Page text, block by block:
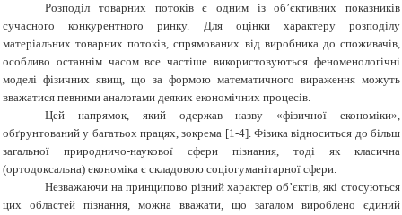
Розподіл товарних потоків є одним із об’єктивних показників
сучасного конкурентного ринку. Для оцінки характеру розподілу
матеріальних товарних потоків, спрямованих від виробника до споживачів,
особливо останнім часом все частіше використовуються феноменологічні
моделі фізичних явищ, що за формою математичного вираження можуть
вважатися певними аналогами деяких економічних процесів.
Цей напрямок, який одержав назву «фізичної економіки»,
обґрунтований у багатьох працях, зокрема [1-4]. Фізика відноситься до більш
загальної природничо-наукової сфери пізнання, тоді як класична
(ортодоксальна) економіка є складовою соціогуманітарної сфери.
Незважаючи на принципово різний характер об’єктів, які стосуються
цих областей пізнання, можна вважати, що загалом вироблено єдиний